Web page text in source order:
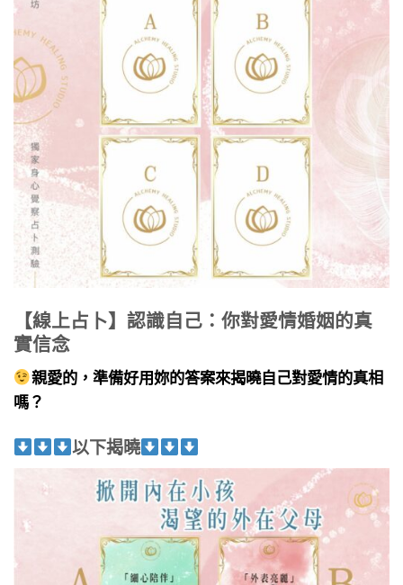
【線上占卜】認識自己：你對愛情婚姻的真
實信念
親愛的，準備好用妳的答案來揭曉自己對愛情的真相
嗎？
以下揭曉